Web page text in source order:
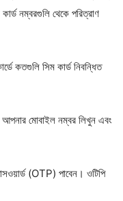
নম্বরগুলি থেকে পরিত্রাণ
কতগুলি সিম কার্ড নিবন্ধিত
মোবাইল নম্বর লিখুন এবং
(OTP) পাবেন। ওটিপি